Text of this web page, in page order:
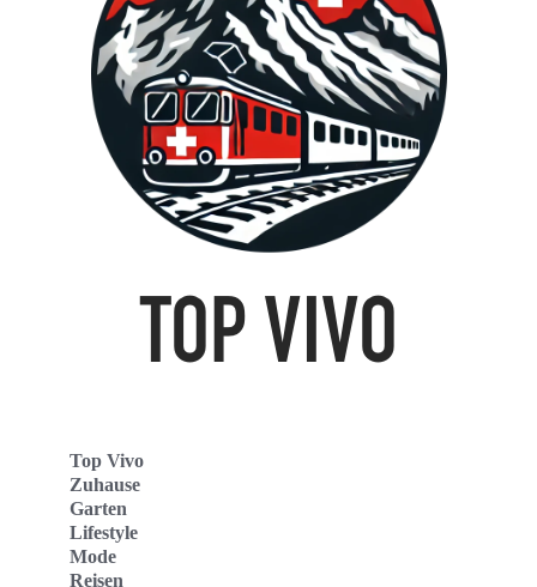
Top Vivo
Zuhause
Garten
Lifestyle
Mode
Reisen